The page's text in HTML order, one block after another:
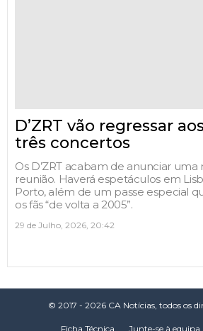
D’ZRT vão regressar
três concertos
Os D’ZRT acabam de anunciar
reunião. Haverá espetáculos em
Porto, além de um passe especial
os fãs “de volta a 2005”.
29 de Julho, 2026, 20:42
© 2017 - 2026 CA Notícias, todos os
Ficha Técnica Junte-se à equipa